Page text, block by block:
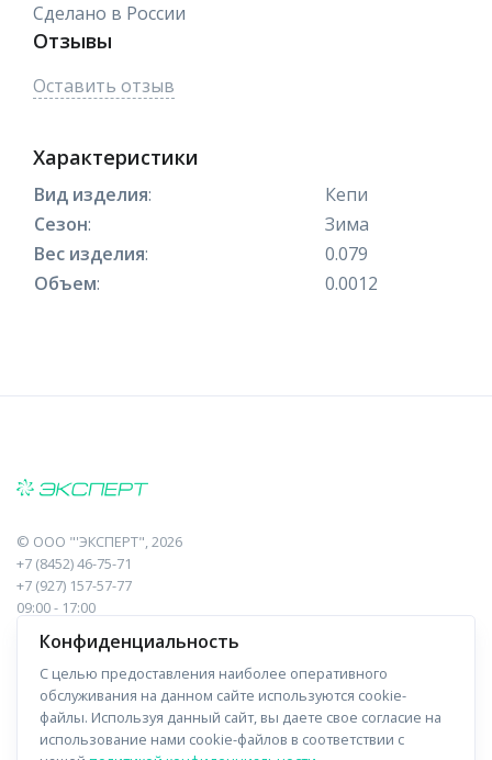
Сделано в России
Отзывы
Оставить отзыв
Характеристики
Вид изделия:
Кепи
Сезон:
Зима
Вес изделия:
0.079
Объем: 0.0012
© ООО "'ЭКСПЕРТ", 2026
+7 (8452) 46-75-71
+7 (927) 157-57-77
09:00 - 17:00
410017, Саратов, Пугачева, 10 к1, оф.23
Навигация
Прайс-лист
Информация
О компании
Конфиденциальность
С целью предоставления наиболее оперативного
обслуживания на данном сайте используются cookie-
файлы. Используя данный сайт, вы даете свое согласие на
использование нами cookie-файлов в соответствии с